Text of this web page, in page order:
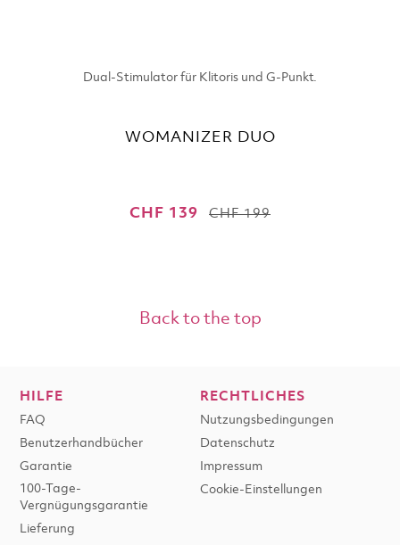
WOMANIZER DUO
Dual-Stimulator für Klitoris und G-Punkt.
CHF 139 CHF 199
Back to the top
HILFE
FAQ
Benutzerhandbücher
Garantie
100-Tage-
Vergnügungsgarantie
Lieferung
RECHTLICHES
Nutzungsbedingungen
Datenschutz
Impressum
Cookie-Einstellungen